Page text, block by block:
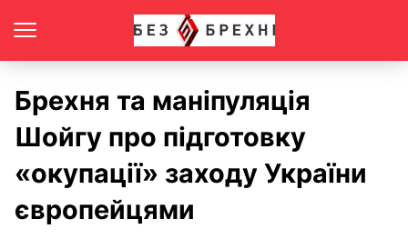
Брехня та маніпуляція
Шойгу про підготовку
«окупації» заходу України
європейцями